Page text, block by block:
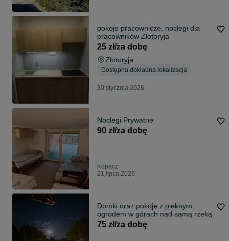
pokoje pracownicze, noclegi dla
pracowników Złotoryja
25 zł/za dobę
Złotoryja
Dostępna dokładna lokalizacja
30 stycznia 2026
Noclegi Prywatne
90 zł/za dobę
Kopacz
21 lipca 2026
Domki oraz pokoje z pieknym
ogrodem w górach nad samą rzeką
75 zł/za dobę